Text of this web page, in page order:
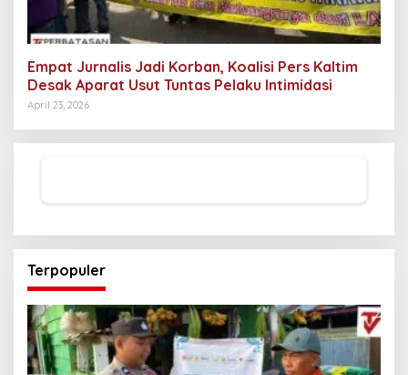
Empat Jurnalis Jadi Korban, Koalisi Pers Kaltim
Desak Aparat Usut Tuntas Pelaku Intimidasi
April 23, 2026
Terpopuler